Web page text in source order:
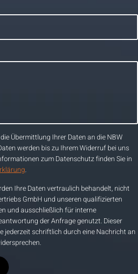
Übermittlung Ihrer Daten an die NBW
werden bis zu Ihrem Widerruf bei uns
zum Datenschutz finden Sie in
.
Ihre Daten vertraulich behandelt, nicht
GmbH und unseren qualifizierten
und ausschließlich für interne
der Anfrage genutzt. Dieser
jederzeit schriftlich durch eine Nachricht an